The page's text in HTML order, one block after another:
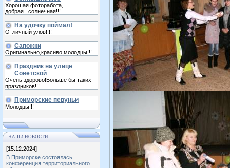
Хорошая фоторабота,
добрая...солнечная!!!
На удочку поймал!
Отличный улов!!!!
Сапожки
Оригинально,красиво,молодцы!!!
Праздник на улице
Советской
Очень здорово!Больше бы таких
праздников!!!
Приморские певуньи
Молодцы!!!
НАШИ НОВОСТИ
[15.12.2024]
В Приморске состоялась
конференция территориального